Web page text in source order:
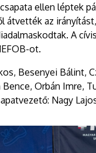
ellen léptek
átvették az
A
ot.
Besenyei Bálint,
Orbán Imre,
Nagy